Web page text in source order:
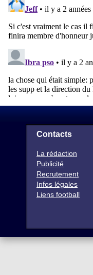
Contacts
La rédaction
Publicité
Recrutement
Infos légales
Liens football